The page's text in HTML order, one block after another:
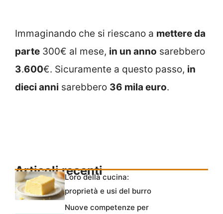
Immaginando che si riescano a mettere da
parte 300€ al mese, in un anno sarebbero
3.600€. Sicuramente a questo passo, in
dieci anni sarebbero 36 mila euro.
Articoli recenti
L’oro della cucina:
proprietà e usi del burro
Nuove competenze per